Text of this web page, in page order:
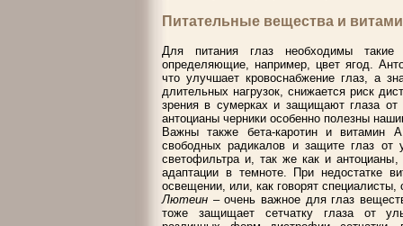
Питательные вещества и
Для питания глаз необходимы
определяющие, например, цвет ягод.
что улучшает кровоснабжение глаз, а
длительных нагрузок, снижается риск
зрения в сумерках и защищают глаза от
антоцианы черники особенно полезны
Важны также бета-каротин и витамин
свободных радикалов и защите глаз от
светофильтра и, так же как и
адаптации в темноте. При недостатке
освещении, или, как говорят специалисты,
Лютеин – очень важное для глаз
тоже защищает сетчатку глаза от